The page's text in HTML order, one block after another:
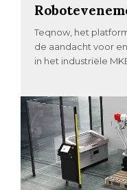
Teqnow, het
de aandacht voor
in het industriële